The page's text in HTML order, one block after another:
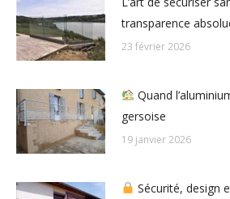
transparence
23 février 2026
Quand
gersoise
19 janvier 2026
Sécurité, design